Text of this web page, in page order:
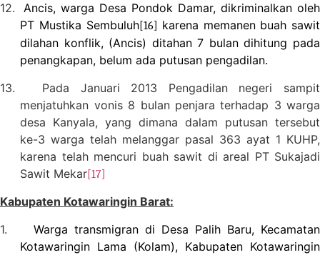
12.
Ancis, warga Desa Pondok Damar, dikriminalkan oleh
PT Mustika Sembuluh[16]
karena memanen buah sawit
dilahan konflik, (Ancis) ditahan 7 bulan dihitung pada
penangkapan, belum ada putusan pengadilan.
13.
Pada Januari 2013 Pengadilan negeri sampit
menjatuhkan vonis 8 bulan penjara terhadap 3 warga
desa Kanyala, yang dimana dalam putusan tersebut
ke-3 warga telah melanggar pasal 363 ayat 1 KUHP,
karena telah mencuri buah sawit di areal PT Sukajadi
Sawit Mekar[17]
Kabupaten Kotawaringin Barat:
1.
Warga transmigran di Desa Palih Baru, Kecamatan
Kotawaringin Lama (Kolam), Kabupaten Kotawaringin